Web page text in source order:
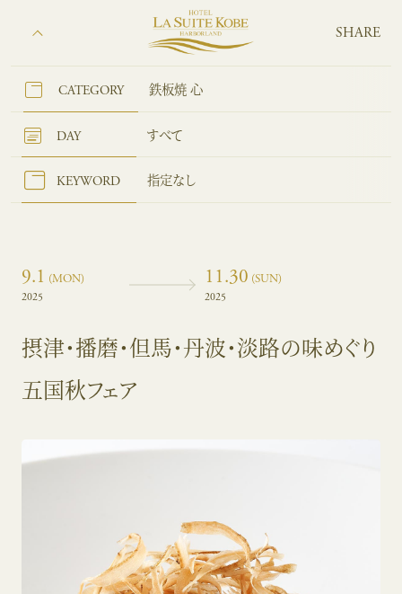
SHARE
CATEGORY 鉄板焼 心
DAY すべて
KEYWORD 指定なし
9.1 (MON)
2025
11.30 (SUN)
2025
摂津・播磨・但馬・丹波・淡路の味めぐり
五国秋フェア